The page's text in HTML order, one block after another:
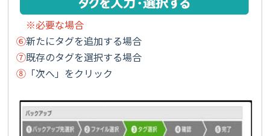
※必要な場合
⑥新たにタグを追加する場合
⑦既存のタグを選択する場合
⑧ 「次へ」をクリック